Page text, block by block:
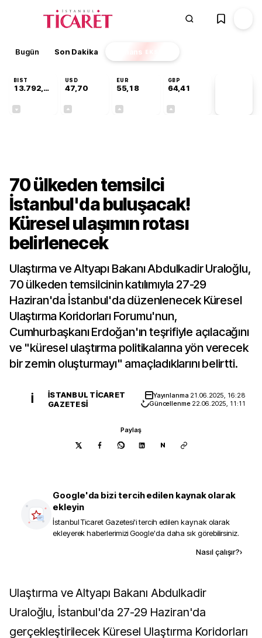
Bugün Son Dakika Finans EKSTRA
BIST
13.792,98
USD
47,70
EUR
55,18
GBP
64,41
70 ülkeden temsilci
İstanbul'da buluşacak!
Küresel ulaşımın rotası
belirlenecek
Ulaştırma ve Altyapı Bakanı Abdulkadir Uraloğlu,
70 ülkeden temsilcinin katılımıyla 27-29
Haziran'da İstanbul'da düzenlenecek Küresel
Ulaştırma Koridorları Forumu'nun,
Cumhurbaşkanı Erdoğan'ın teşrifiyle açılacağını
ve "küresel ulaştırma politikalarına yön verecek
bir zemin oluşturmayı" amaçladıklarını belirtti.
İ
İSTANBUL TICARET
GAZETESI
Yayınlanma 21.06.2025, 16:28
Güncellenme 22.06.2025, 11:11
Paylaş
N
Google'da bizi tercih edilen kaynak olarak
ekleyin
İstanbul Ticaret Gazetesi'i tercih edilen kaynak olarak
ekleyerek haberlerimizi Google'da daha sık görebilirsiniz.
Nasıl çalışır?›
Ulaştırma ve Altyapı Bakanı Abdulkadir
Uraloğlu, İstanbul'da 27-29 Haziran'da
gerçekleştirilecek Küresel Ulaştırma Koridorları